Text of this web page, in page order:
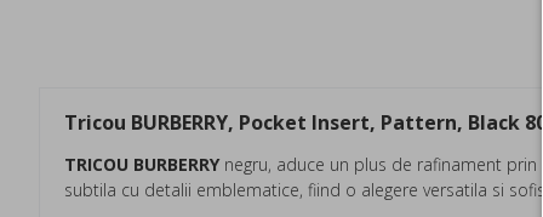
Tricou BURBERRY, Pocket Insert, Pattern, Black
TRICOU BURBERRY negru, aduce un plus de rafinament
subtila cu detalii emblematice, fiind o alegere versatila si